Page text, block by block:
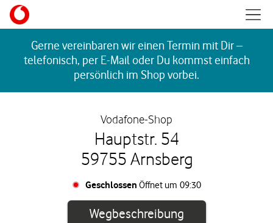
Skip to content
Gerne vereinbaren wir einen Termin mit Dir –
telefonisch, per E-Mail oder Du kommst einfach
persönlich im Shop vorbei.
Vodafone-Shop
Hauptstr. 54
59755 Arnsberg
Geschlossen Öffnet um 09:30
WegbeschreibungLink öffnet in